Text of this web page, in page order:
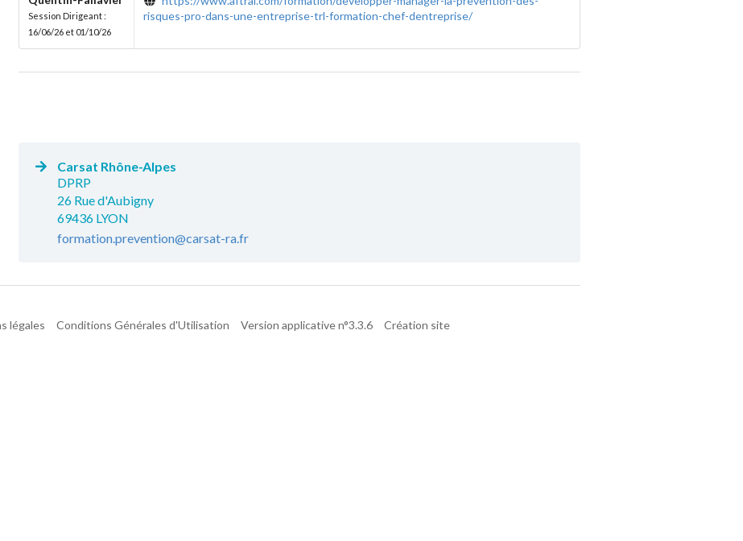
Session Dirigeant :
16/06/26 et 01/10/26
risques-pro-dans-une-entreprise-trl-formation-chef-dentreprise/
Carsat Rhône-Alpes
DPRP
26 Rue d'Aubigny
69436 LYON
formation.prevention@carsat-ra.fr
légales Conditions Générales d'Utilisation Version applicative n°3.3.6 Création site